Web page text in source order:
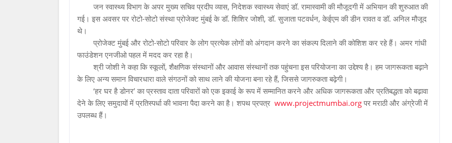
जन स्वास्थ्य विभाग के अपर मुख्य सचिव प्रदीप व्यास, निदेशक स्वास्थ्य सेवाएं डॉ. रामास्वामी की मौजूदगी में अभियान की शुरुआत की
गई। इस अवसर पर रोटो-सोटो संस्था प्रोजेक्ट मुंबई के डॉ. शिशिर जोशी, डॉ. सुजाता पटवर्धन, केईएम की डीन रावत व डॉ. अनिल मौजूद
थे।
प्रोजेक्ट मुंबई और रोटो-सोटो परिवार के लोग प्रत्येक लोगों को अंगदान करने का संकल्प दिलाने की कोशिश कर रहे हैं। अमर गांधी
फाउंडेशन एनजीओ पहल में मदद कर रहा है।
श्री जोशी ने कहा कि स्कूलों, शैक्षणिक संस्थानों और आवास संस्थानों तक पहुंचना इस परियोजना का उद्देश्य है। हम जागरूकता बढ़ाने
के लिए अन्य समान विचारधारा वाले संगठनों को साथ लाने की योजना बना रहे हैं, जिससे जागरुकता बढ़ेगी।
‘हर घर है डोनर’ का प्रस्ताव दाता परिवारों को एक इकाई के रूप में सम्मानित करने और अधिक जागरूकता और प्रतिबद्धता को बढ़ावा
देने के लिए समुदायों में प्रतिस्पर्धा की भावना पैदा करने का है। शपथ प्रपत्र www.projectmumbai.org पर मराठी और अंग्रेजी में
उपलब्ध हैं।